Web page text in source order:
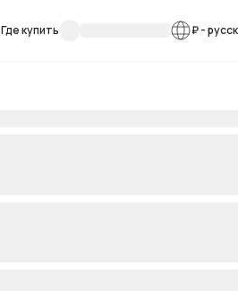
Где купить ₽-